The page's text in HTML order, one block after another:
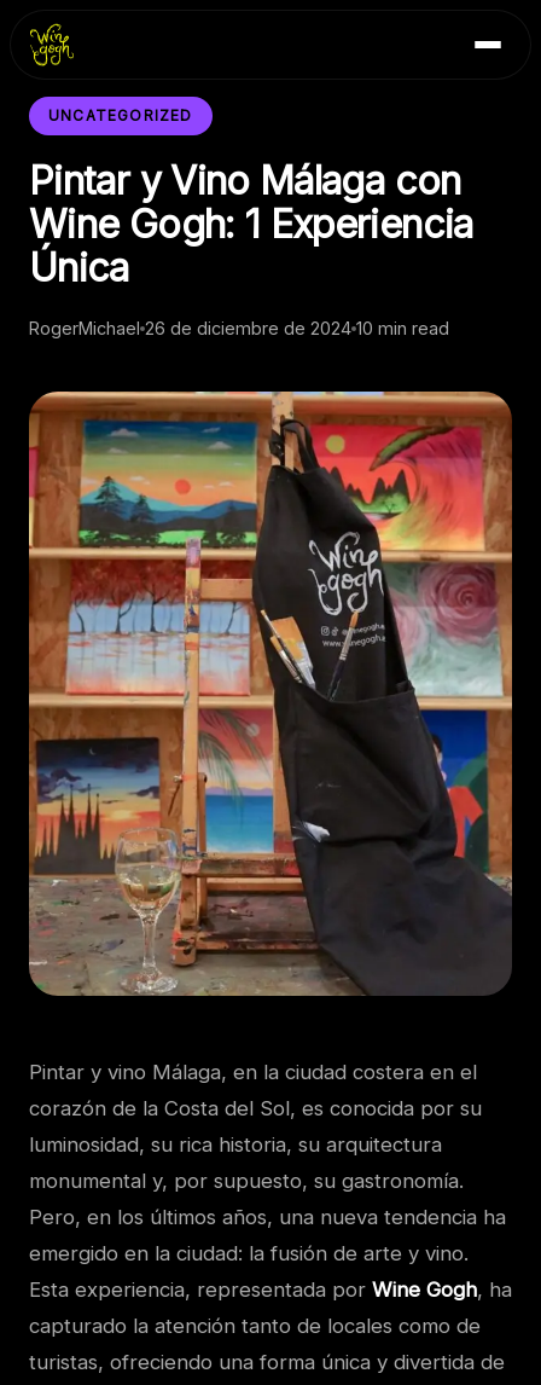
Inicio
Blog
Contacto
UNCATEGORIZED
Pintar y Vino Málaga con
Wine Gogh: 1 Experiencia
Única
RogerMichael 26 de diciembre de 2024 10 min read
Pintar y vino Málaga, en la ciudad costera en el
corazón de la Costa del Sol, es conocida por su
luminosidad, su rica historia, su arquitectura
monumental y, por supuesto, su gastronomía.
Pero, en los últimos años, una nueva tendencia ha
emergido en la ciudad: la fusión de arte y vino.
Esta experiencia, representada por Wine Gogh, ha
capturado la atención tanto de locales como de
turistas, ofreciendo una forma única y divertida de